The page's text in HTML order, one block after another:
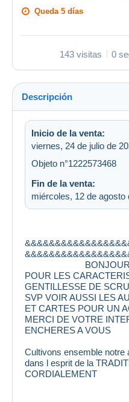
Queda 5 días
143 visitas 0
Descripción
Inicio de la venta:
viernes, 24 de julio de
Objeto n°1222573468
Fin de la venta:
miércoles, 12 de agosto
BONJOUR
POUR LES
GENTILLESSE DE
SVP VOIR AUSSI LES
ET CARTES POUR UN
MERCI DE VOTRE
ENCHERES A VOUS
Cultivons ensemble notre
dans l esprit de la
CORDIALEMENT